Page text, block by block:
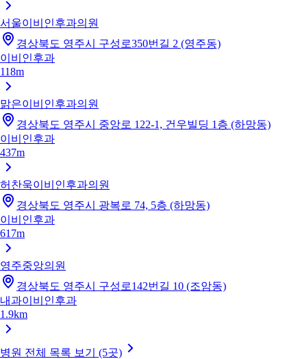
서울이비인후과의원
경상북도 영주시 구성로350번길 2 (영주동)
이비인후과
118m
맑은이비인후과의원
경상북도 영주시 중앙로 122-1, 건우빌딩 1층 (하망동)
이비인후과
437m
허찬욱이비인후과의원
경상북도 영주시 광복로 74, 5층 (하망동)
이비인후과
617m
영주중앙의원
경상북도 영주시 구성로142번길 10 (조암동)
내과이비인후과
1.9km
병원 전체 목록 보기 (5곳)